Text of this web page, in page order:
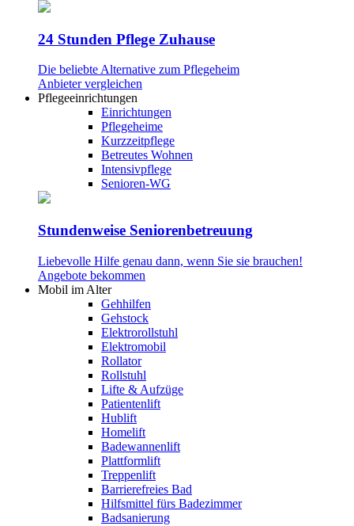
24 Stunden Pflege Zuhause
Die beliebte Alternative zum Pflegeheim
Anbieter vergleichen
Pflegeeinrichtungen
Einrichtungen
Pflegeheime
Kurzzeitpflege
Betreutes Wohnen
Intensivpflege
Senioren-WG
Stundenweise Seniorenbetreuung
Liebevolle Hilfe genau dann, wenn Sie sie brauchen!
Angebote bekommen
Mobil im Alter
Gehhilfen
Gehstock
Elektrorollstuhl
Elektromobil
Rollator
Rollstuhl
Lifte & Aufzüge
Patientenlift
Hublift
Homelift
Badewannenlift
Plattformlift
Treppenlift
Barrierefreies Bad
Hilfsmittel fürs Badezimmer
Badsanierung